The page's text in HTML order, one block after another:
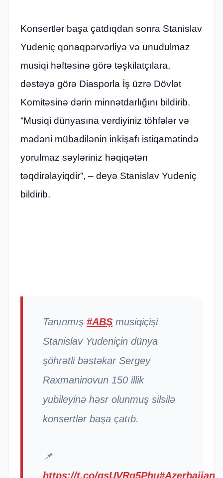
Konsertlər başa çatdıqdan sonra Stanislav
Yudeniç qonaqpərvərliyə və unudulmaz
musiqi həftəsinə görə təşkilatçılara,
dəstəyə görə Diasporla İş üzrə Dövlət
Komitəsinə dərin minnətdarlığını bildirib.
“Musiqi dünyasına verdiyiniz töhfələr və
mədəni mübadilənin inkişafı istiqamətində
yorulmaz səyləriniz həqiqətən
təqdirəlayiqdir”, – deyə Stanislav Yudeniç
bildirib.
Tanınmış #ABŞ musiqiçişi
Stanislav Yudeniçin dünya
şöhrətli bəstəkar Sergey
Raxmaninovun 150 illik
yubileyinə həsr olunmuş silsilə
konsertlər başa çatıb.
📌
https://t.co/gsUVRg5Phu#Azerbaijan